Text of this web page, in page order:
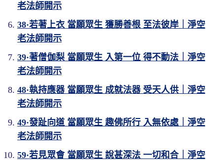
老法師開示
38·若著上衣 當願眾生 獲勝善根 至法彼岸｜淨空
老法師開示
39·著僧伽梨 當願眾生 入第一位 得不動法｜淨空
老法師開示
48·執持應器 當願眾生 成就法器 受天人供｜淨空
老法師開示
49·發趾向道 當願眾生 趣佛所行 入無依處｜淨空
老法師開示
59·若見眾會 當願眾生 說甚深法 一切和合｜淨空